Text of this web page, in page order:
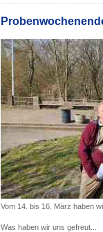
Vom 14. bis 16. März haben
Was haben wir uns gefreut...